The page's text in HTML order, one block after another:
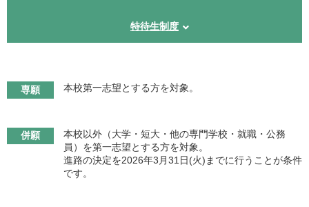
特待生制度
専願 本校第一志望とする方を対象。
併願
本校以外（大学・短大・他の専門学校・就職・公務
員）を第一志望とする方を対象。
進路の決定を2026年3月31日(火)までに行うことが条件
です。